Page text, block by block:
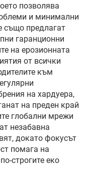
позволява
и минимални
също предлагат
гаранционни
на ерозионната
от всички
към
на хардуера,
на преден край
глобални мрежи
незабавна
докато фокусът
помага на
строгите еко